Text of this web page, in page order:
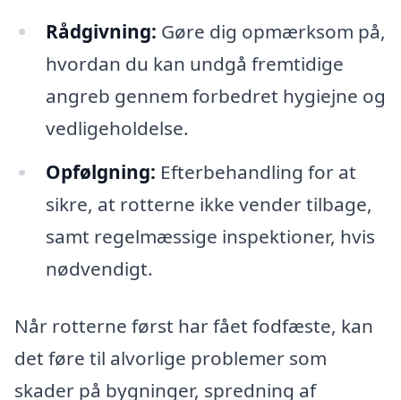
Rådgivning: Gøre dig opmærksom på,
hvordan du kan undgå fremtidige
angreb gennem forbedret hygiejne og
vedligeholdelse.
Opfølgning: Efterbehandling for at
sikre, at rotterne ikke vender tilbage,
samt regelmæssige inspektioner, hvis
nødvendigt.
Når rotterne først har fået fodfæste, kan
det føre til alvorlige problemer som
skader på bygninger, spredning af